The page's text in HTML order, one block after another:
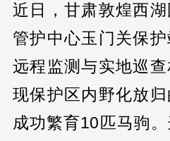
近日，甘肃敦煌西
管护中心玉门关保
远程监测与实地巡
现保护区内野化放
成功繁育10匹马驹